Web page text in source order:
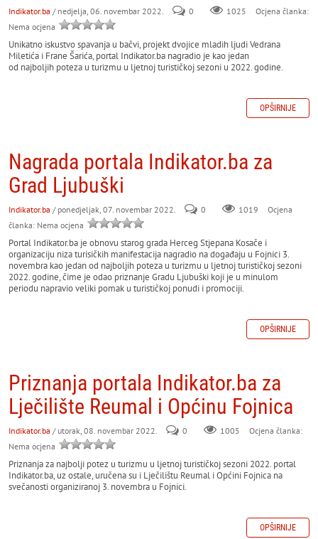
Indikator.ba / nedjelja, 06. novembar 2022. 0 1025
Ocjena članka:
Nema ocjena
Unikatno iskustvo spavanja u bačvi, projekt dvojice mladih ljudi Vedrana
Miletića i Frane Šarića, portal Indikator.ba nagradio je kao jedan
od najboljih poteza u turizmu u ljetnoj turističkoj sezoni u 2022. godine.
OPŠIRNIJE
Nagrada portala Indikator.ba za
Grad Ljubuški
Indikator.ba / ponedjeljak, 07. novembar 2022. 0 1019
Ocjena
članka: Nema ocjena
Portal Indikator.ba je obnovu starog grada Herceg Stjepana Kosače i
organizaciju niza turisičkih manifestacija nagradio na događaju u Fojnici 3.
novembra kao jedan od najboljih poteza u turizmu u ljetnoj turističkoj sezoni
2022. godine, čime je odao priznanje Gradu Ljubuški koji je u minulom
periodu napravio veliki pomak u turističkoj ponudi i promociji.
OPŠIRNIJE
Priznanja portala Indikator.ba za
Lječilište Reumal i Općinu Fojnica
Indikator.ba / utorak, 08. novembar 2022. 0 1005
Ocjena članka:
Nema ocjena
Priznanja za najbolji potez u turizmu u ljetnoj turističkoj sezoni 2022. portal
Indikator.ba, uz ostale, uručena su i Lječilištu Reumal i Općini Fojnica na
svečanosti organiziranoj 3. novembra u Fojnici.
OPŠIRNIJE